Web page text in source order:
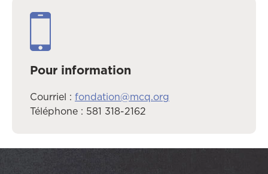
Pour information
Courriel : fondation@mcq.org
Téléphone : 581 318-2162